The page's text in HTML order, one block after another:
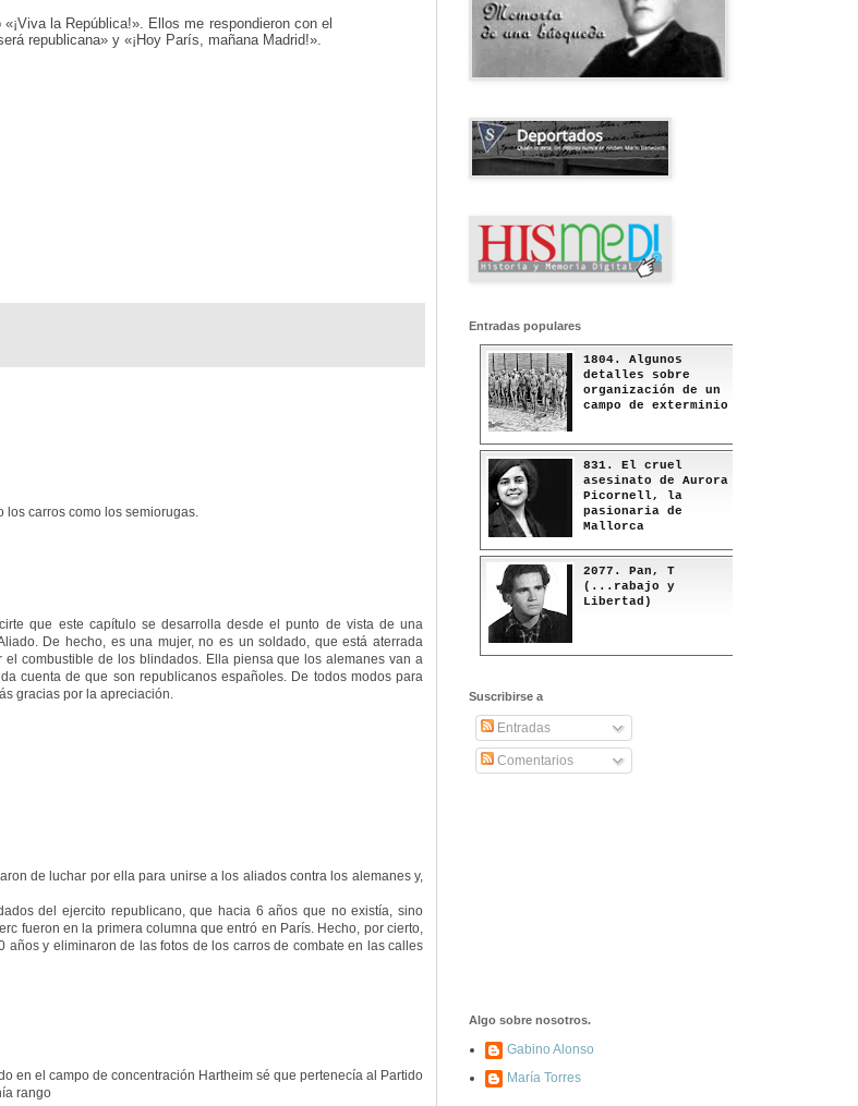
la República!». Ellos me respondieron con el
republicana» y «¡Hoy París, mañana Madrid!».
carros como los semiorugas.
que este capítulo se desarrolla desde el punto de vista de una
De hecho, es una mujer, no es un soldado, que está aterrada
combustible de los blindados. Ella piensa que los alemanes van a
cuenta de que son republicanos españoles. De todos modos para
gracias por la apreciación.
de luchar por ella para unirse a los aliados contra los alemanes y,
del ejercito republicano, que hacia 6 años que no existía, sino
fueron en la primera columna que entró en París. Hecho, por cierto,
y eliminaron de las fotos de los carros de combate en las calles
en el campo de concentración Hartheim sé que pertenecía al Partido
rango
Entradas populares
1804. Algunos
detalles sobre
organización de un
campo de exterminio
831. El cruel
asesinato de Aurora
Picornell, la
pasionaria de
Mallorca
2077. Pan, T
(...rabajo y
Libertad)
Suscribirse a
Entradas
Comentarios
Algo sobre nosotros.
Gabino Alonso
María Torres